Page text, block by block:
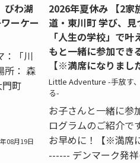
びわ湖
ーケー
：「川
所： 森
町
08月19日
2026年夏休み 【2家
道・東川町 学び、見
「人生の学校」で
もと一緒に参加でき
【※満席になりまし
Little Adventure -手放す
る-
お子さんと一緒に参
ログラムのご紹介で
お早めに！【※満席
------ デンマーク発